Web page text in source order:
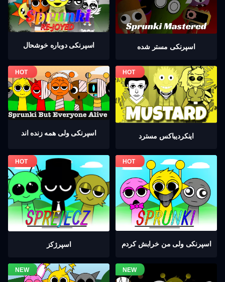
اسپرنکی دوباره خوشحال اسپرنکی مستر شده
اسپرنکی ولی همه زنده اند اینکردیباكس مسترد
اسپرژکز اسپرنکی ولی من خرابش کردم